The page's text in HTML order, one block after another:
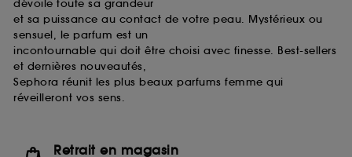
dévoile toute sa grandeur
et sa puissance au contact de votre peau. Mystérieux ou
sensuel, le parfum est un
incontournable qui doit être choisi avec finesse. Best-sellers
et dernières nouveautés,
Sephora réunit les plus beaux parfums femme qui
réveilleront vos sens.
Retrait en magasin